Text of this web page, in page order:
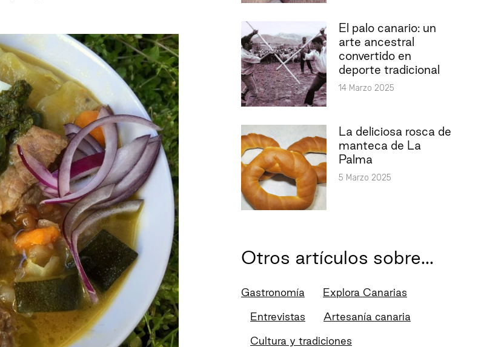
El palo canario: un
arte ancestral
convertido en
deporte tradicional
14 Marzo 2025
La deliciosa rosca de
manteca de La
Palma
5 Marzo 2025
Otros artículos sobre...
Gastronomía Explora Canarias
Entrevistas Artesanía canaria
Cultura y tradiciones